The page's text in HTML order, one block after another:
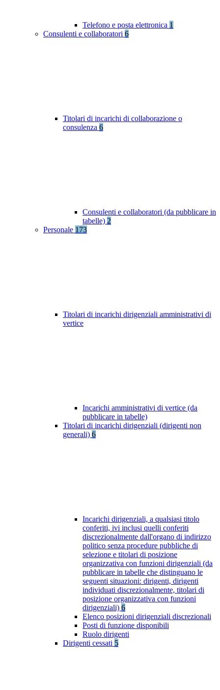
Telefono e posta elettronica 1
Consulenti e collaboratori 6
Titolari di incarichi di collaborazione o
consulenza 6
Consulenti e collaboratori (da pubblicare in
tabelle) 2
Personale 173
Titolari di incarichi dirigenziali amministrativi di
vertice
Incarichi amministrativi di vertice (da
pubblicare in tabelle)
Titolari di incarichi dirigenziali (dirigenti non
generali) 6
Incarichi dirigenziali, a qualsiasi titolo
conferiti, ivi inclusi quelli conferiti
discrezionalmente dall'organo di indirizzo
politico senza procedure pubbliche di
selezione e titolari di posizione
organizzativa con funzioni dirigenziali (da
pubblicare in tabelle che distinguano le
seguenti situazioni: dirigenti, dirigenti
individuati discrezionalmente, titolari di
posizione organizzativa con funzioni
dirigenziali) 6
Elenco posizioni dirigenziali discrezionali
Posti di funzione disponibili
Ruolo dirigenti
Dirigenti cessati 5